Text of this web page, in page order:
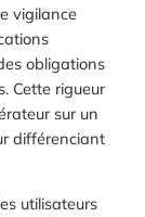
vigilance
obligations
Cette rigueur
sur un
différenciant
utilisateurs